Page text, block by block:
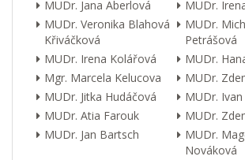
MUDr. Jana Aberlová
MUDr.
MUDr. Veronika Blahová
Křiváčková
MUDr.
Petrášová
MUDr. Irena Kolářová
MUDr.
Mgr. Marcela Kelucova
MUDr.
MUDr. Jitka Hudáčová
MUDr. Ivan
MUDr. Atia Farouk
MUDr.
MUDr. Jan Bartsch
MUDr.
Nováková